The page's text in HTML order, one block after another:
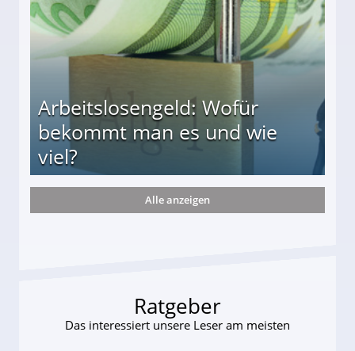
Arbeitslosengeld: Wofür
bekommt man es und wie
viel?
und wie viel?
Alle anzeigen
Ratgeber
Das interessiert unsere Leser am meisten